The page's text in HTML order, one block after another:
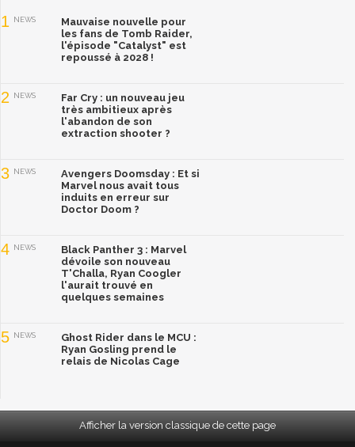
1 NEWS
Mauvaise nouvelle pour
les fans de Tomb Raider,
l'épisode "Catalyst" est
repoussé à 2028 !
2 NEWS
Far Cry : un nouveau jeu
très ambitieux après
l'abandon de son
extraction shooter ?
3 NEWS
Avengers Doomsday : Et si
Marvel nous avait tous
induits en erreur sur
Doctor Doom ?
4 NEWS
Black Panther 3 : Marvel
dévoile son nouveau
T'Challa, Ryan Coogler
l'aurait trouvé en
quelques semaines
5 NEWS
Ghost Rider dans le MCU :
Ryan Gosling prend le
relais de Nicolas Cage
Afficher la version classique de cette page